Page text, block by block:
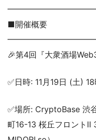
■開催概要
🎉第4回『大衆酒場
✅日時: 11月19日 (土)
✅場所: CryptoBase 渋
町16-13 桜丘フロント